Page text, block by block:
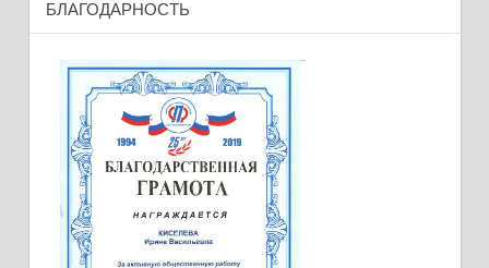
БЛАГОДАРНОСТЬ